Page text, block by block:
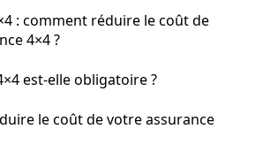
: comment réduire le coût de
4×4 ?
est-elle obligatoire ?
le coût de votre assurance